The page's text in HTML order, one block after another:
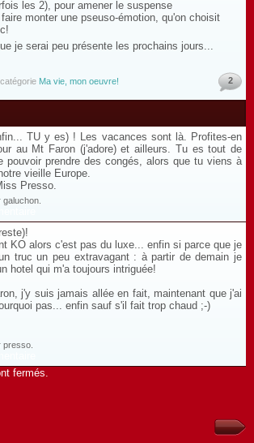
les 2), pour amener le suspense
monter une pseuso-émotion, qu'on choisit
je serai peu présente les prochains jours...
Ma vie, mon oeuvre! 2
TU y es) ! Les vacances sont là. Profites-en
au Mt Faron (j'adore) et ailleurs. Tu es tout de
pouvoir prendre des congés, alors que tu viens à
vieille Europe.
Presso.
KO alors c'est pas du luxe... enfin si parce que je
truc un peu extravagant : à partir de demain je
hotel qui m'a toujours intriguée!
j'y suis jamais allée en fait, maintenant que j'ai
pas... enfin sauf s'il fait trop chaud ;-)
presso.
fermés.